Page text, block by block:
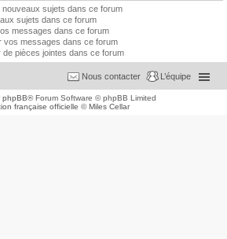
nouveaux sujets dans ce forum
sujets dans ce forum
messages dans ce forum
vos messages dans ce forum
de pièces jointes dans ce forum
L’équipe
Nous contacter
phpBB® Forum Software © phpBB Limited
française officielle ©Miles Cellar